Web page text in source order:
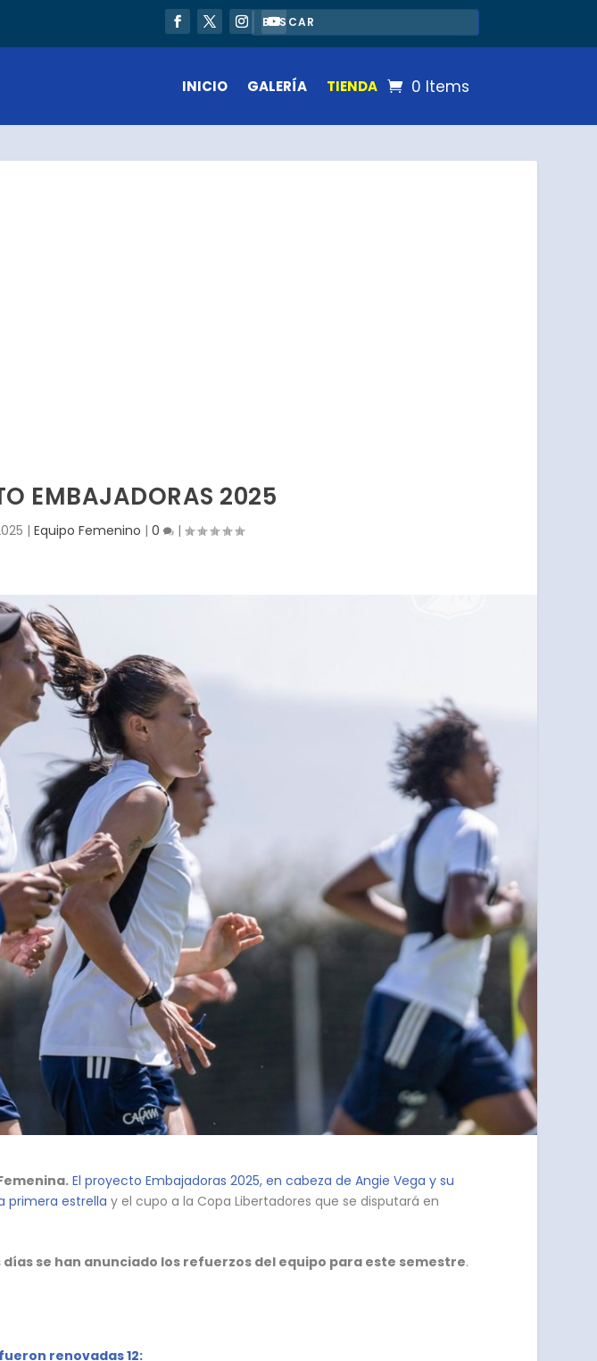
INICIO GALERÍA TIENDA 0 Items
EMBAJADORAS 2025
| Equipo Femenino | 0 |
El proyecto Embajadoras 2025, en cabeza de Angie Vega y su
primera estrella y el cupo a la Copa Libertadores que se disputará en
días se han anunciado los refuerzos del equipo para este semestre.
fueron renovadas 12: